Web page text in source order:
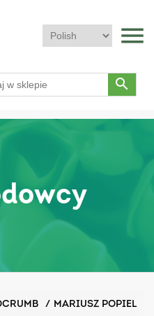
menu
search
/ MARIUSZ POPIEL